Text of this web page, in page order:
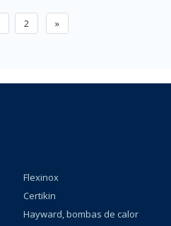
2 »
Flexinox
Certikin
Hayward, bombas de calor